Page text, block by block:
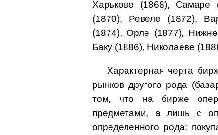
Харькове (1868), Самаре
(1870), Ревеле (1872),
(1874), Орле (1877),
Баку (1886), Николаеве
Характерная черта
рынков другого рода
том, что на бирже
предметами, а лишь с
определенного рода: